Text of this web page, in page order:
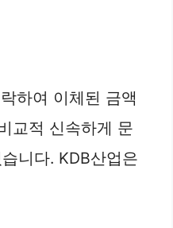
하여 이체된 금액
교적 신속하게 문
니다. KDB산업은